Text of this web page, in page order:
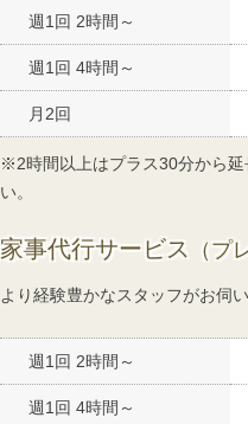
週1回 2時間～
週1回 4時間～
月2回
※2時間以上はプラス30分から
い。
家事代行サービス （プ
より経験豊かなスタッフがお伺
週1回 2時間～
週1回 4時間～